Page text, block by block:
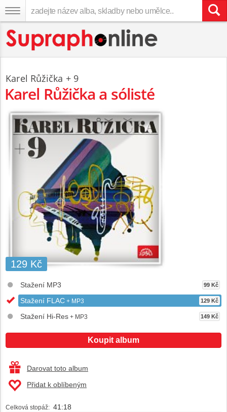
Karel Růžička + 9
Karel Růžička a sólisté
129 Kč
Stažení MP3 99 Kč
Stažení FLAC + MP3 129 Kč
Stažení Hi-Res + MP3 149 Kč
Koupit album
Darovat toto album
Přidat k oblíbeným
Celková stopáž: 41:18